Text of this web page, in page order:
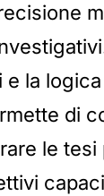
la
di
le tesi